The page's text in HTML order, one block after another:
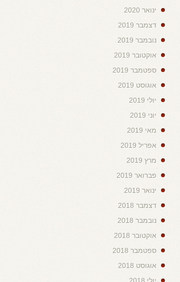
ינואר 2020
דצמבר 2019
נובמבר 2019
אוקטובר 2019
ספטמבר 2019
אוגוסט 2019
יולי 2019
יוני 2019
מאי 2019
אפריל 2019
מרץ 2019
פברואר 2019
ינואר 2019
דצמבר 2018
נובמבר 2018
אוקטובר 2018
ספטמבר 2018
אוגוסט 2018